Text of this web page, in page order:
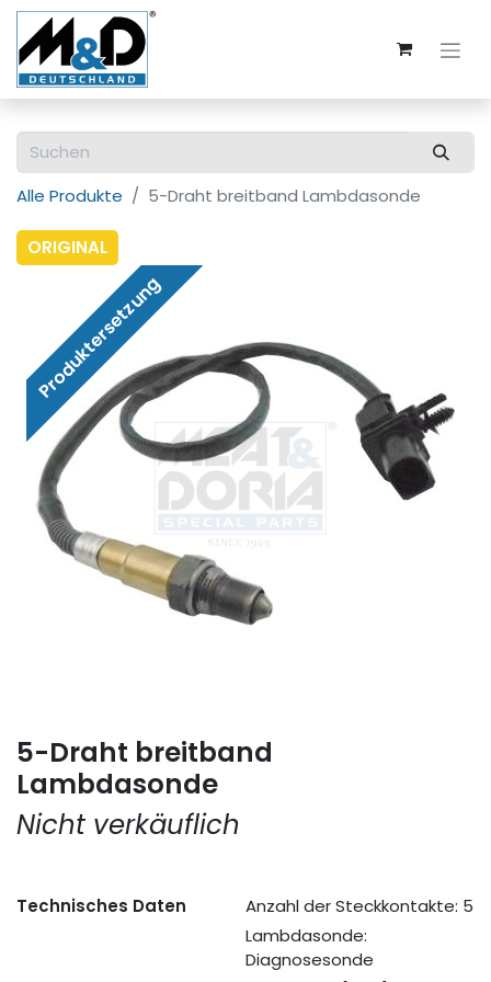
Alle Produkte 5-Draht breitband Lambdasonde
ORIGINAL
Produktersetzung
5-Draht breitband
Lambdasonde
Nicht verkäuflich
Technisches Daten
Anzahl der Steckkontakte: 5
Lambdasonde:
Diagnosesonde